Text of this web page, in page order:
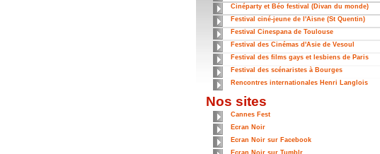
Cinéparty et Béo festival (Divan du monde)
Festival ciné-jeune de l'Aisne (St Quentin)
Festival Cinespana de Toulouse
Festival des Cinémas d'Asie de Vesoul
Festival des films gays et lesbiens de Paris
Festival des scénaristes à Bourges
Rencontres internationales Henri Langlois
Nos sites
Cannes Fest
Ecran Noir
Ecran Noir sur Facebook
Ecran Noir sur Tumblr